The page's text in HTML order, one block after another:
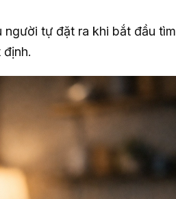
người tự đặt ra khi bắt đầu tìm